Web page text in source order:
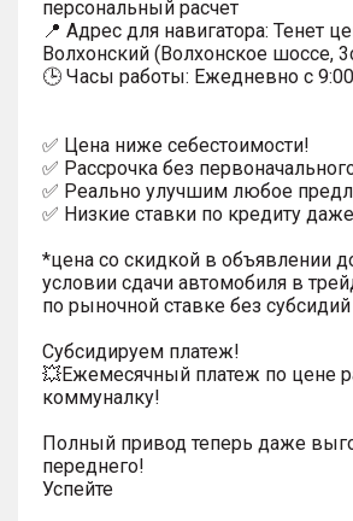
персональный расчет
📍 Адрес для навигатора: Тенет
Волхонский (Волхонское шоссе,
🕒 Часы работы: Ежедневно с
✅ Цена ниже себестоимости!
✅ Рассрочка без
✅ Реально улучшим любое
✅ Низкие ставки по кредиту
*цена со скидкой в объявлении
условии сдачи автомобиля в
по рыночной ставке без субсидий
Субсидируем платеж!
💥Ежемесячный платеж по цене
коммуналку!
Полный привод теперь даже
переднего!
Успейте